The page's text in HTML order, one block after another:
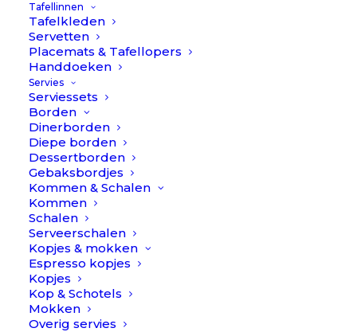
Tafellinnen
Tafelkleden
Servetten
Placemats & Tafellopers
Handdoeken
Servies
Serviessets
Borden
Dinerborden
Diepe borden
Dessertborden
Gebaksbordjes
Kommen & Schalen
Kommen
Schalen
Serveerschalen
Kopjes & mokken
Espresso kopjes
Kopjes
Kop & Schotels
Mokken
Overig servies
Borrelplank rechthoek –
Hout // Pomax
Vorm
Wat een lange borrelplank van 70 centimeter! Hoe super
handig is het dat je al die lekkere kaasjes, dipjes en
groentjes op kwijt kan? Leuk leuk!
Borrelplanken
Hout
Pomax
aantal
TOEVOEGEN AAN WINKELWAGEN